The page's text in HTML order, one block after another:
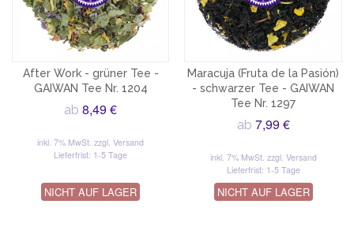
After Work - grüner Tee -
GAIWAN Tee Nr. 1204
ab8,49 €
inkl. 7% MwSt.zzgl. Versand
Lieferfrist: 1-5 Tage
NICHT AUF LAGER
Maracuja (Fruta de la Pasión)
- schwarzer Tee - GAIWAN
Tee Nr. 1297
ab 7,99 €
inkl. 7% MwSt. zzgl. Versand
Lieferfrist: 1-5 Tage
NICHT AUF LAGER